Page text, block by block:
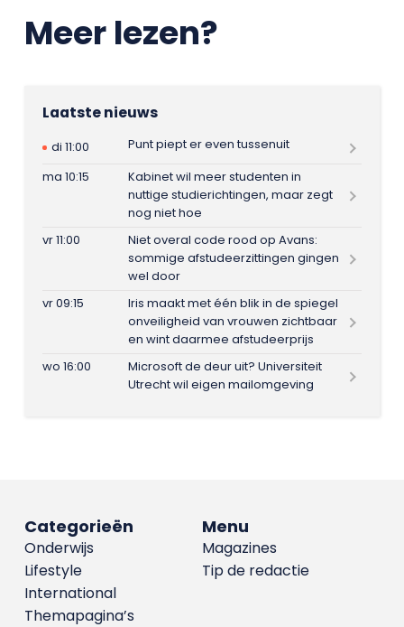
Meer lezen?
Laatste nieuws
di 11:00
Punt piept er even tussenuit
ma 10:15
Kabinet wil meer studenten in
nuttige studierichtingen, maar zegt
nog niet hoe
vr 11:00
Niet overal code rood op Avans:
sommige afstudeerzittingen gingen
wel door
vr 09:15
Iris maakt met één blik in de spiegel
onveiligheid van vrouwen zichtbaar
en wint daarmee afstudeerprijs
wo 16:00
Microsoft de deur uit? Universiteit
Utrecht wil eigen mailomgeving
Menu
Magazines
Tip de redactie
Categorieën
Onderwijs
Lifestyle
International
Themapagina’s